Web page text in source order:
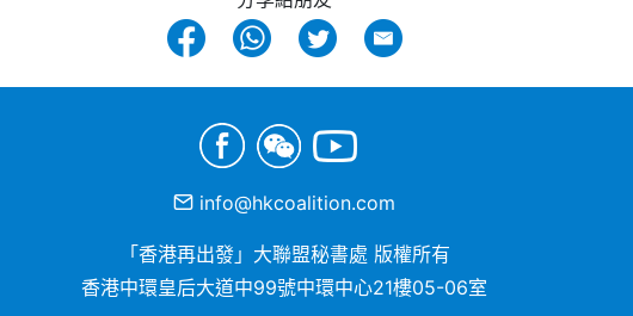
info@hkcoalition.com
「香港再出發」大聯盟秘書處 版權所有
香港中環皇后大道中99號中環中心21樓05-06室